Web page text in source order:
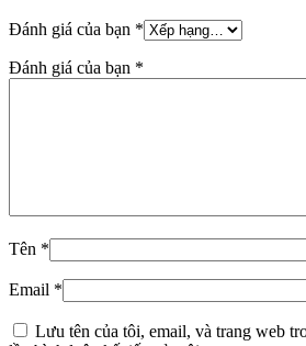
Đánh giá của bạn *
Đánh giá của bạn *
Tên *
Email *
Lưu tên của tôi, email, và trang web